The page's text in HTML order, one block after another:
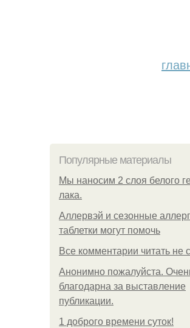
Популярные материалы
Мы наносим 2 слоя белого
лака.
Аллервэй и сезонные
таблетки могут помочь
Все комментарии читать не
Анонимно пожалуйста.
благодарна за выставление
публикации.
1 доброго времени суток!